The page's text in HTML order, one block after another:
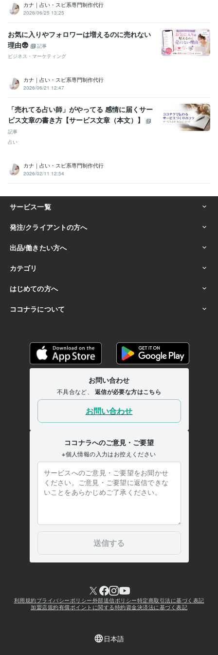
カナ｜占い・スピ系専門制作代行
2026/06/25 13:25
お気に入りやフォロワーは増えるのに売れない
理由😨
記事
ビジネス・マーケティング
カナ｜占い・スピ系専門制作代行
2026/06/21 12:47
「売れてる占い師」がやってる 感情に届くサー
ビス文章の書き方【サービス文章（本文）】
記事
占い
カナ｜占い・スピ系専門制作代行
2026/02/11 12:54